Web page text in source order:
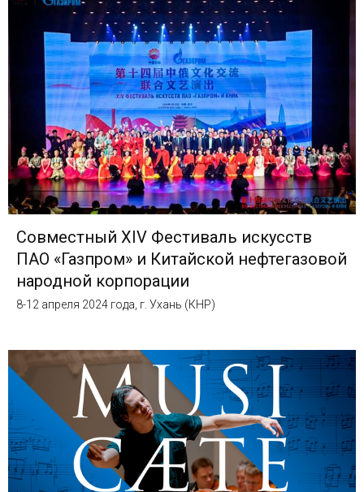
Совместный XIV Фестиваль искусств
ПАО «Газпром» и Китайской нефтегазовой
народной корпорации
8-12 апреля 2024 года, г. Ухань (КНР)